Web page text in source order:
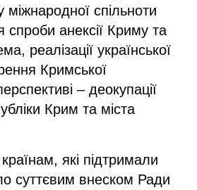
міжнародної спільноти
анексії Криму та
реалізації української
Кримської
– деокупації
Крим та міста
які підтримали
суттєвим внеском Ради